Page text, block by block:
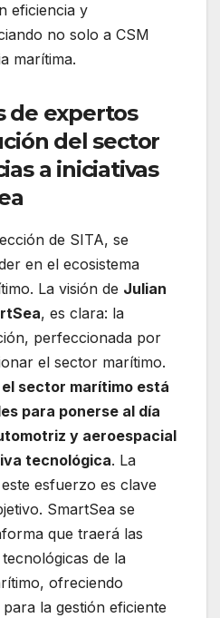
eficiencia y
no solo a CSM
marítima.
de expertos
del sector
a iniciativas
de SITA, se
en el ecosistema
La visión de Julian
, es clara: la
perfeccionada por
el sector marítimo.
sector marítimo está
para ponerse al día
y aeroespacial
tecnológica. La
esfuerzo es clave
SmartSea se
que traerá las
de la
ofreciendo
la gestión eficiente